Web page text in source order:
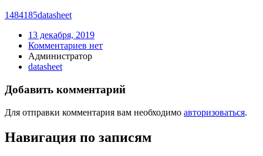
1484185datasheet
13 декабря, 2019
Комментариев нет
Администратор
datasheet
Добавить комментарий
Для отправки комментария вам необходимо авторизоваться.
Навигация по записям